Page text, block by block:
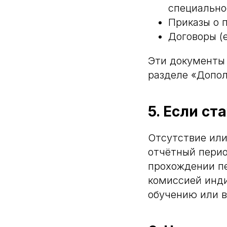
Приказы о
Договоры
Эти
разделе
5. Если
Отсутствие
отчётный
прохождении
комиссией
обучению или